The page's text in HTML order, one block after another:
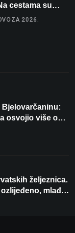
cestama su
meti ovi
2026.
Bjelovarčaninu:
osvojio više od
željeznica.
mlađa